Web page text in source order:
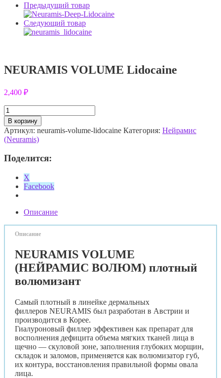
Предыдущий товар
Следующий товар
NEURAMIS VOLUME Lidocaine
2,400 ₽
Количество
товара
NEURAMIS
VOLUME
Lidocaine
В корзину
Артикул: neuramis-volume-lidocaine Категория: Нейрамис
(Neuramis)
Поделится:
X
Facebook
Описание
Описание
NEURAMIS VOLUME
(НЕЙРАМИС ВОЛЮМ) плотный
волюмизант
Самый плотный в линейке дермальных
филлеров NEURAMIS был разработан в Австрии и
производится в Корее.
Гиалуроновый филлер эффективен как препарат для
восполнения дефицита объема мягких тканей лица в
щечно — скуловой зоне, заполнения глубоких морщин,
складок и заломов, применяется как волюмизатор губ,
их контура, восстановления правильной формы овала
лица.